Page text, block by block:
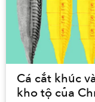
Cá cắt khúc
kho tộ của